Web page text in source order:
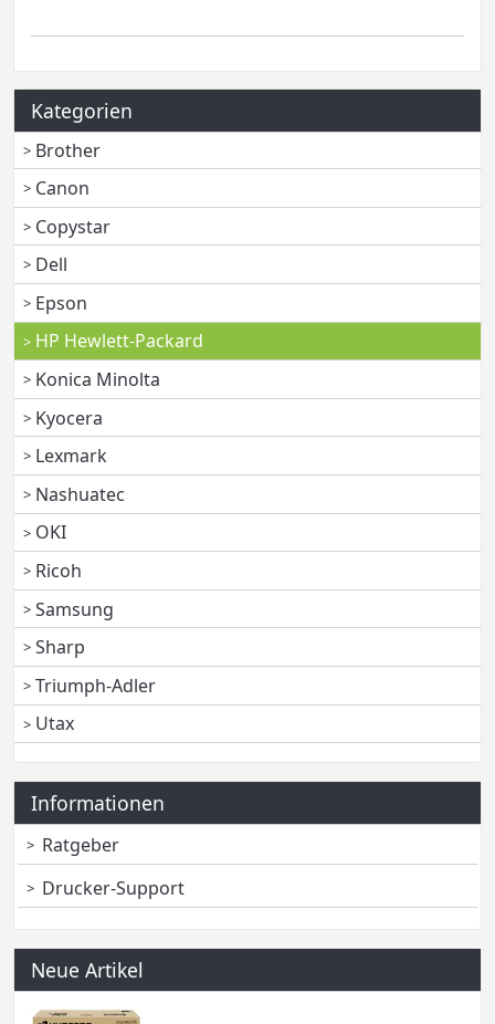
Kategorien
Brother
Canon
Copystar
Dell
Epson
HP Hewlett-Packard
Konica Minolta
Kyocera
Lexmark
Nashuatec
OKI
Ricoh
Samsung
Sharp
Triumph-Adler
Utax
Informationen
Ratgeber
Drucker-Support
Neue Artikel